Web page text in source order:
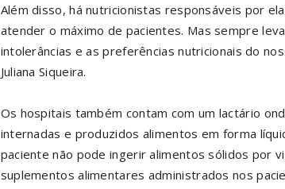
Além disso, há nutricionistas responsáveis por
atender o máximo de pacientes. Mas sempre
intolerâncias e as preferências nutricionais do
Juliana Siqueira.
Os hospitais também contam com um lactário
internadas e produzidos alimentos em forma
paciente não pode ingerir alimentos sólidos por
suplementos alimentares administrados nos